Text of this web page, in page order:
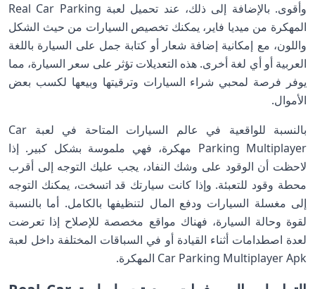
وأقوى. بالإضافة إلى ذلك، عند تحميل لعبة Real Car Parking
المهكرة من ميديا فاير، يمكنك تخصيص السيارات من حيث الشكل
واللون، مع إمكانية إضافة شعار أو كتابة جمل على السيارة باللغة
العربية أو أي لغة أخرى. هذه التعديلات تؤثر على سعر السيارة، مما
يوفر فرصة لمحبي شراء السيارات وترقيتها وبيعها لكسب بعض
الأموال.
بالنسبة للواقعية في عالم السيارات المتاحة في لعبة Car
Parking Multiplayer مهكرة، فهي ملموسة بشكل كبير. إذا
لاحظت أن الوقود على وشك النفاد، يجب عليك التوجه إلى أقرب
محطة وقود للتعبئة. وإذا كانت سيارتك قد اتسخت، يمكنك التوجه
إلى مغسلة السيارات ودفع المال لتنظيفها بالكامل. أما بالنسبة
لقوة وحالة السيارة، فهناك مواقع مخصصة للإصلاح إذا تعرضت
لعدة اصطدامات أثناء القيادة أو في السباقات المختلفة داخل لعبة
Car Parking Multiplayer Apk المهكرة.